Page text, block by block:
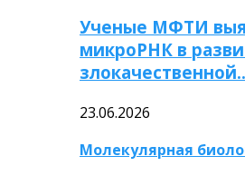
Ученые МФТИ
микроРНК в
23.06.2026
Молекулярная